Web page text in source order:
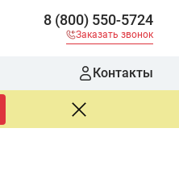
8 (800) 550-5724
Заказать звонок
Контакты